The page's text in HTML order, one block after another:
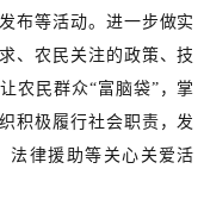
布等活动。进一步做实
、农民关注的政策、技
农民群众“富脑袋”，掌
积极履行社会职责，发
法律援助等关心关爱活